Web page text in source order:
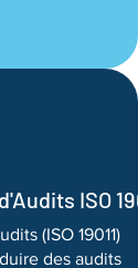
ISO
(ISO 19011)
des audits